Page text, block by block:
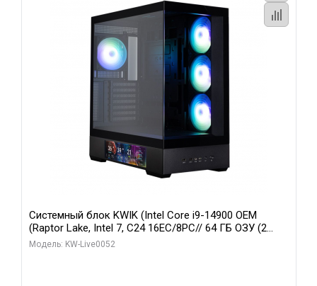
Системный блок KWIK (Intel Core i9-14900 OEM
(Raptor Lake, Intel 7, C24 16EC/8PC// 64 ГБ ОЗУ (2
модуля)/ Palit RTX5080 GAMINGPRO OC 16GB GDDR7
Модель: KW-Live0052